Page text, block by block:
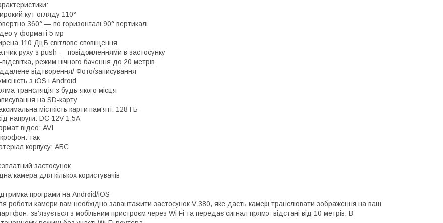
кут огляду 110°
360° — по горизонталі 90° вертикалі
у форматі 5 мр
110 ДцБ світлове сповіщення
руху з push — повідомленнями в застосунку
підсвітка, режим нічного бачення до 20 метрів
відтворення/ Фото/записування
з iOS і Android
трансляція з будь-якого місця
на SD-карту
місткість карти пам'яті: 128 ГБ
напруги: DC 12V 1,5A
відео: AVI
так
корпусу: АБС
застосунок
камера для кількох користувачів
програми на Android/iOS
роботи камери вам необхідно завантажити застосунок V 380, яке дасть камері транслювати зображення на ваш
зв'язується з мобільним пристроєм через Wi-Fi та передає сигнал прямої відстані від 10 метрів. В